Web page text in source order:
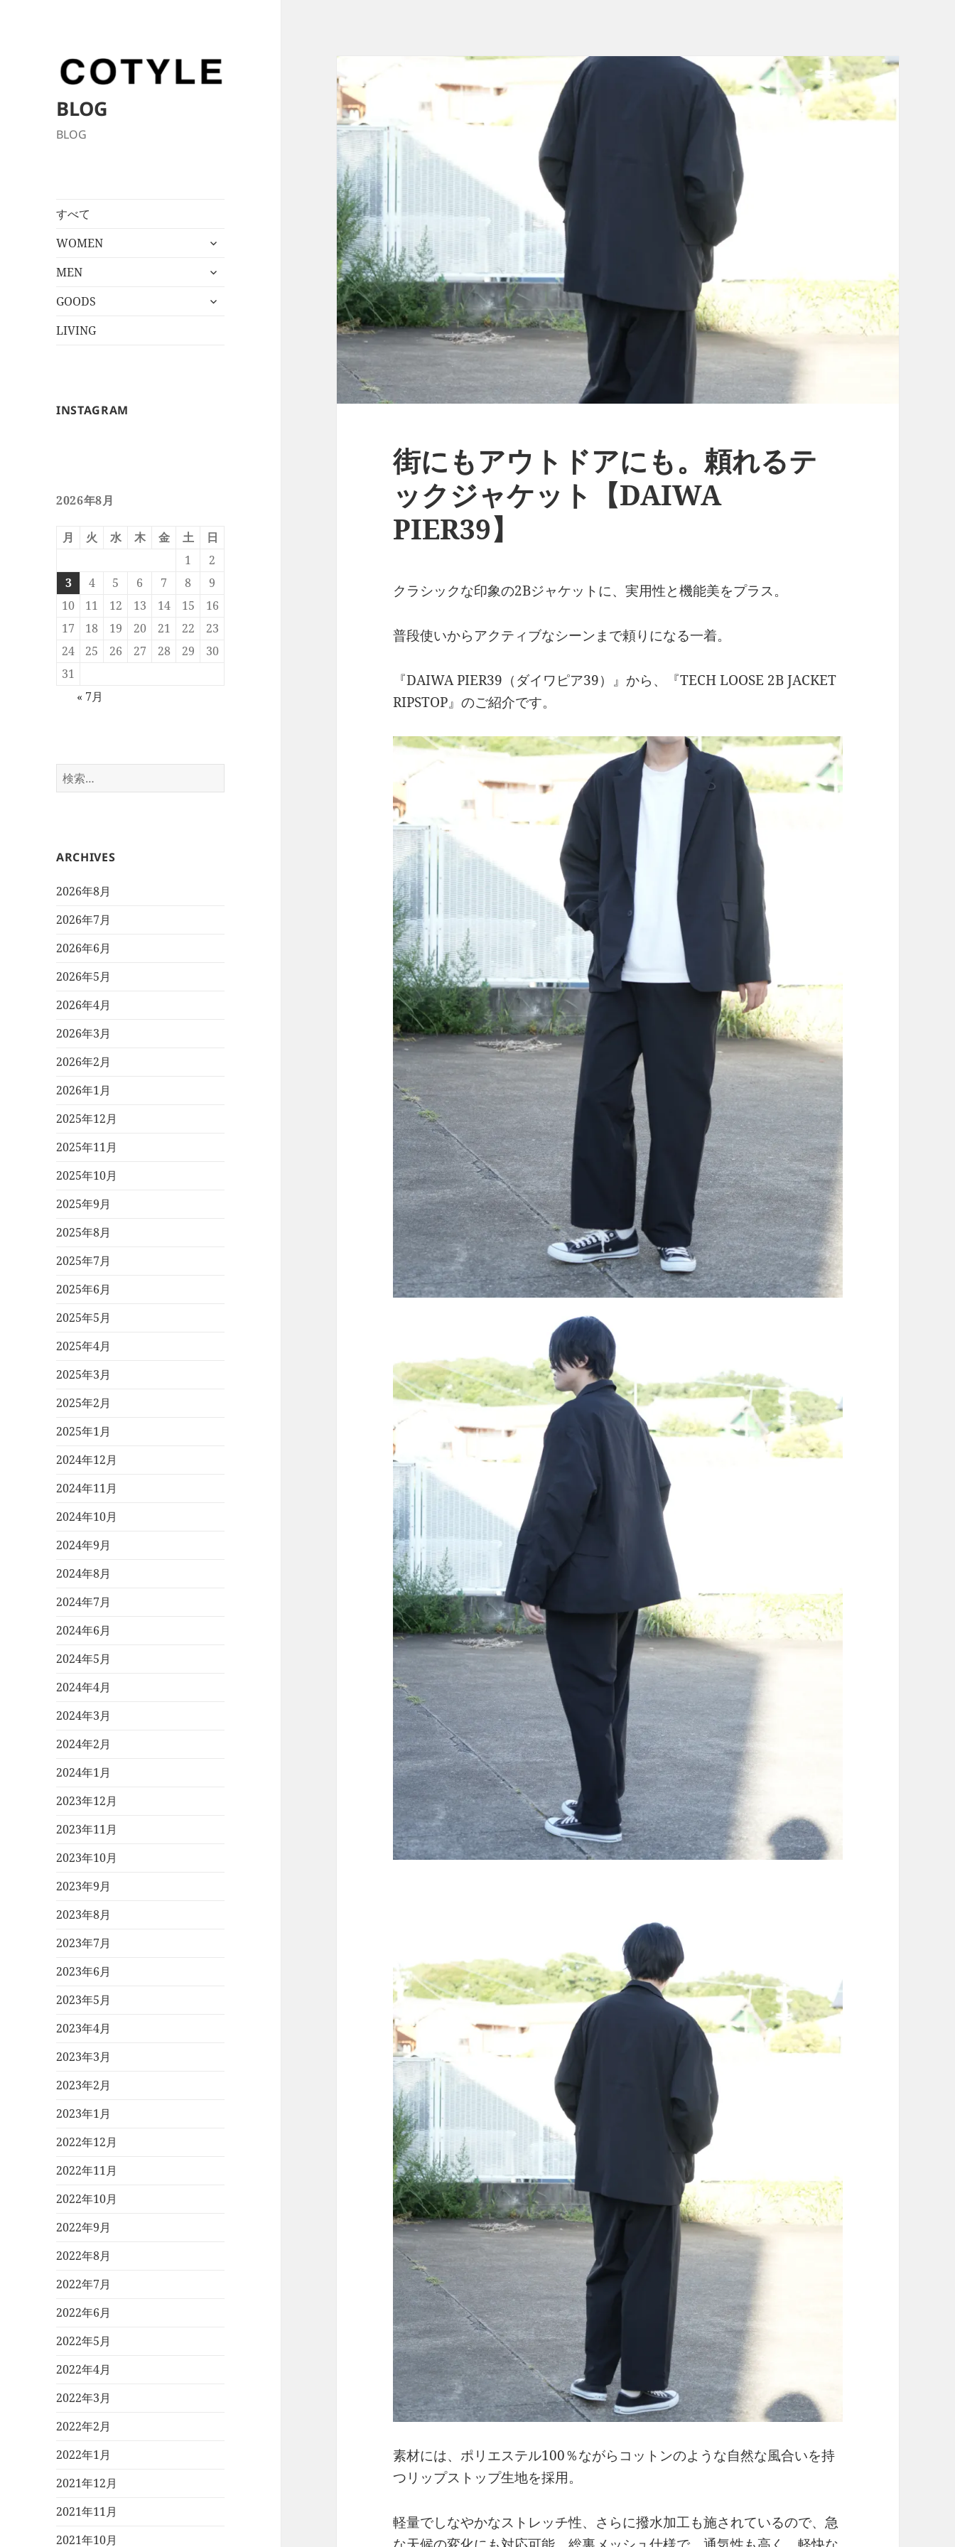
BLOG
BLOG
すべて
WOMEN
サ
メ
ュ
MEN
サ
メ
GOODS
サ
LIVING
INSTAGRAM
2026年8月
月 火 水 木 金 土
日
1
2
3
4 5 6 7 8
9
10
11 12 13 14 15
16
17
18 19 20 21 22
23
24
25 26 27 28 29
30
31
« 7月
検
索:
ARCHIVES
2026年8月
2026年7月
2026年6月
2026年5月
2026年4月
2026年3月
2026年2月
2026年1月
2025年12月
2025年11月
2025年10月
2025年9月
2025年8月
2025年7月
2025年6月
2025年5月
2025年4月
2025年3月
2025年2月
2025年1月
2024年12月
2024年11月
2024年10月
2024年9月
2024年8月
2024年7月
2024年6月
2024年5月
2024年4月
2024年3月
2024年2月
2024年1月
2023年12月
2023年11月
2023年10月
2023年9月
2023年8月
2023年7月
2023年6月
2023年5月
2023年4月
2023年3月
2023年2月
2023年1月
2022年12月
2022年11月
2022年10月
2022年9月
2022年8月
2022年7月
2022年6月
2022年5月
2022年4月
2022年3月
2022年2月
2022年1月
2021年12月
2021年11月
2021年10月
街にもアウトドアにも。頼れるテ
ックジャケット【DAIWA
PIER39】
クラシックな印象の2Bジャケットに、実用性と機能美をプラス。
普段使いからアクティブなシーンまで頼りになる一着。
『DAIWA PIER39（ダイワピア39）』から、『TECH LOOSE 2B JACKET
RIPSTOP』のご紹介です。
素材には、ポリエステル100％ながらコットンのような自然な風合いを持
つリップストップ生地を採用。
軽量でしなやかなストレッチ性、さらに撥水加工も施されているので、急